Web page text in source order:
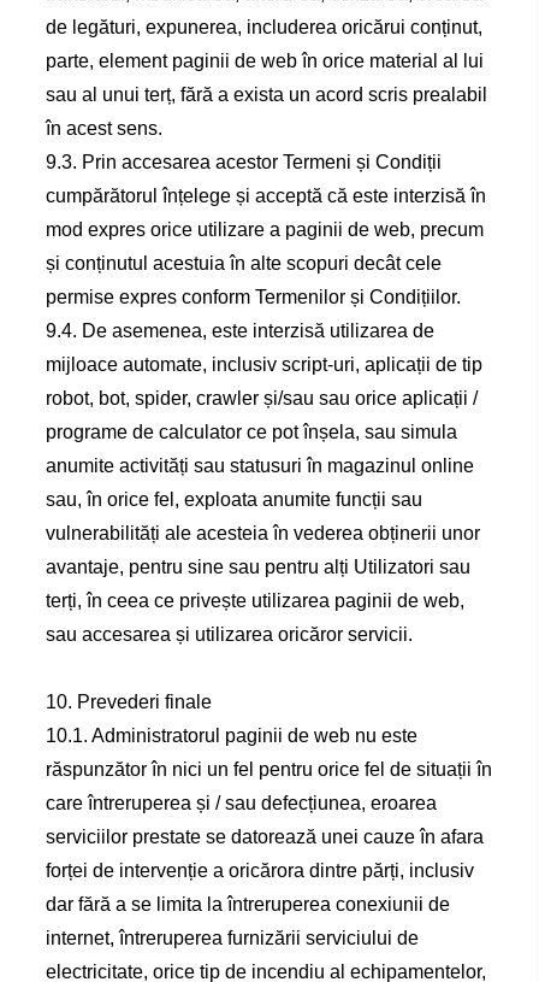
de legături, expunerea, includerea oricărui conținut,
parte, element paginii de web în orice material al lui
sau al unui terț, fără a exista un acord scris prealabil
în acest sens.
9.3. Prin accesarea acestor Termeni și Condiții
cumpărătorul înțelege și acceptă că este interzisă în
mod expres orice utilizare a paginii de web, precum
și conținutul acestuia în alte scopuri decât cele
permise expres conform Termenilor și Condițiilor.
9.4. De asemenea, este interzisă utilizarea de
mijloace automate, inclusiv script-uri, aplicații de tip
robot, bot, spider, crawler și/sau sau orice aplicații /
programe de calculator ce pot înșela, sau simula
anumite activități sau statusuri în magazinul online
sau, în orice fel, exploata anumite funcții sau
vulnerabilități ale acesteia în vederea obținerii unor
avantaje, pentru sine sau pentru alți Utilizatori sau
terți, în ceea ce privește utilizarea paginii de web,
sau accesarea și utilizarea oricăror servicii.
10. Prevederi finale
10.1. Administratorul paginii de web nu este
răspunzător în nici un fel pentru orice fel de situații în
care întreruperea și / sau defecțiunea, eroarea
serviciilor prestate se datorează unei cauze în afara
forței de intervenție a oricărora dintre părți, inclusiv
dar fără a se limita la întreruperea conexiunii de
internet, întreruperea furnizării serviciului de
electricitate, orice tip de incendiu al echipamentelor,